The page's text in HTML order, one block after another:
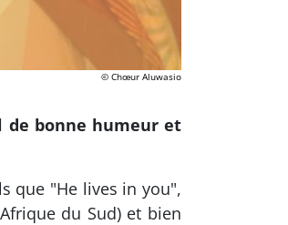
© Chœur Aluwasio
de bonne humeur et
que "He lives in you",
du Sud) et bien